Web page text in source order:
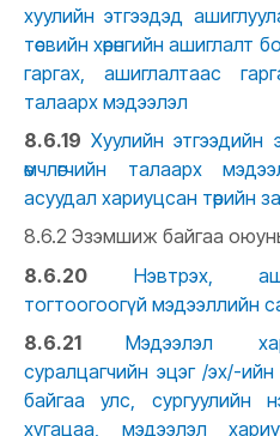
хуулийн этгээдэд
төсвийн хөрөнгийн
гаргах, ашиглалтаас
талаарх мэдээлэл
8.6.19 Хуулийн этгээдийн
өмчлөгчийн талаарх
асуудал хариуцсан төрийн
8.6.2 Эзэмшиж байгаа
8.6.20
Нэвтрэх,
тогтоогоогүй мэдээллийн
8.6.21 Мэдээлэл
суралцагчийн эцэг /эх/-
байгаа улс, сургуулийн
хугацаа, мэдээлэл